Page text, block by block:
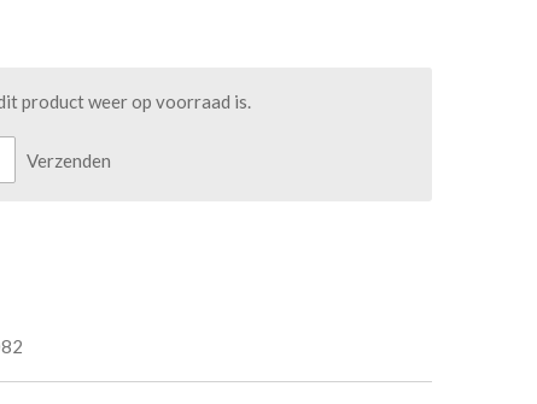
product weer op voorraad is.
Verzenden